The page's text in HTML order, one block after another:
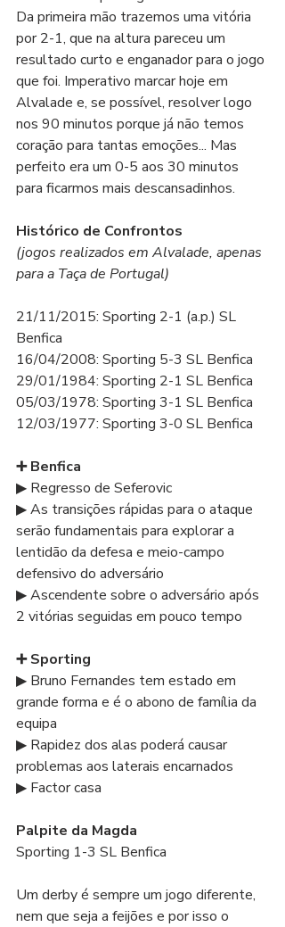
Da primeira mão trazemos uma vitória
por 2-1, que na altura pareceu um
resultado curto e enganador para o jogo
que foi. Imperativo marcar hoje em
Alvalade e, se possível, resolver logo
nos 90 minutos porque já não temos
coração para tantas emoções... Mas
perfeito era um 0-5 aos 30 minutos
para ficarmos mais descansadinhos.
Histórico de Confrontos
(jogos realizados em Alvalade, apenas
para a Taça de Portugal)
21/11/2015: Sporting 2-1 (a.p.) SL
Benfica
16/04/2008: Sporting 5-3 SL Benfica
29/01/1984: Sporting 2-1 SL Benfica
05/03/1978: Sporting 3-1 SL Benfica
12/03/1977: Sporting 3-0 SL Benfica
➕ Benfica
▶ Regresso de Seferovic
▶ As transições rápidas para o ataque
serão fundamentais para explorar a
lentidão da defesa e meio-campo
defensivo do adversário
▶ Ascendente sobre o adversário após
2 vitórias seguidas em pouco tempo
➕ Sporting
▶ Bruno Fernandes tem estado em
grande forma e é o abono de família da
equipa
▶ Rapidez dos alas poderá causar
problemas aos laterais encarnados
▶ Factor casa
Palpite da Magda
Sporting 1-3 SL Benfica
Um derby é sempre um jogo diferente,
nem que seja a feijões e por isso o